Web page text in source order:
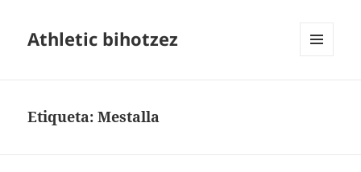
Athletic bihotzez
Etiqueta:Mestalla